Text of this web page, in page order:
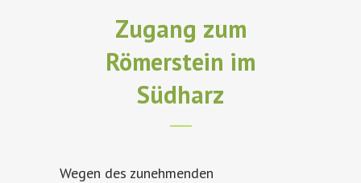
Zugang zum
Römerstein im
Südharz
Wegen des zunehmenden